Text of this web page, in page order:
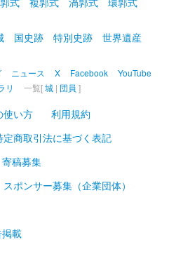
令和6年 桜版
令和5年 梅版
小田原城をイメージした御城印。
国史跡 特別史跡 世界遺産
ニュース X Facebook
YouTube
リ 一覧[城 | 団員 ]
使い方
利用規約
定商取引法に基づく表記
寄稿募集
スポンサー募集（企業団体）
載